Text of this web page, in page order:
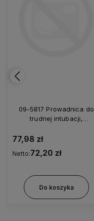
09-5817 Prowadnica do
trudnej intubacji,
jednorazowa z futerałem
77,98 zł
Netto:72,20 zł
Do koszyka